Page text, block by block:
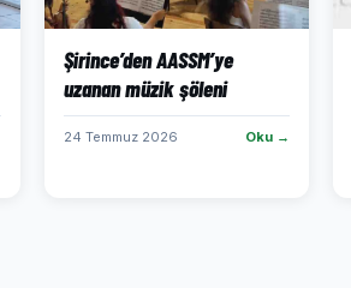
Şirince’den AASSM’ye
uzanan müzik şöleni
24 Temmuz 2026 Oku →